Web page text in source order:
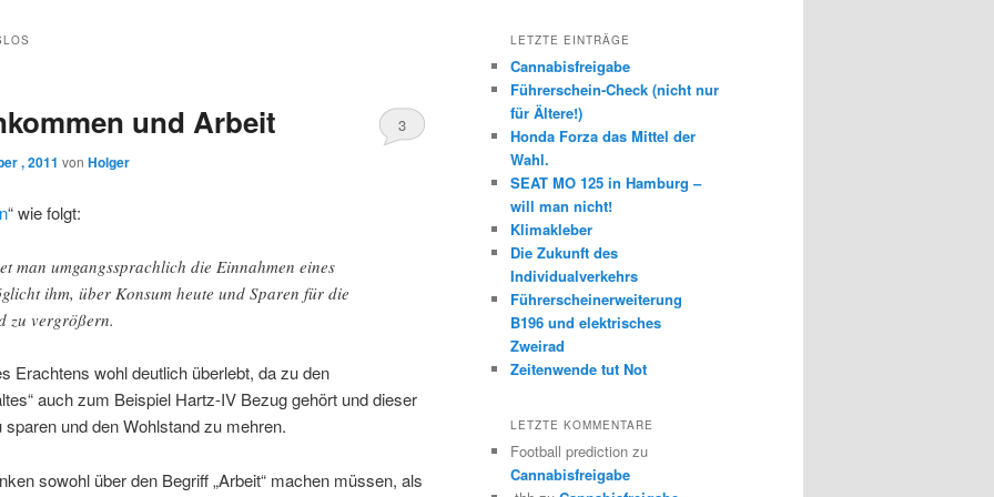
und Arbeit
, 2011 von Holger
3
“ wie folgt:
man umgangssprachlich die Einnahmen eines
ihm, über Konsum heute und Sparen für die
zu vergrößern.
Erachtens wohl deutlich überlebt, da zu den
auch zum Beispiel Hartz-IV Bezug gehört und dieser
und den Wohlstand zu mehren.
sowohl über den Begriff „Arbeit“ machen müssen, als
LETZTE EINTRÄGE
Cannabisfreigabe
Führerschein-Check (nicht nur
für Ältere!)
Honda Forza das Mittel der
Wahl.
SEAT MO 125 in Hamburg –
will man nicht!
Klimakleber
Die Zukunft des
Individualverkehrs
Führerscheinerweiterung
B196 und elektrisches
Zweirad
Zeitenwende tut Not
LETZTE KOMMENTARE
Football prediction zu
Cannabisfreigabe